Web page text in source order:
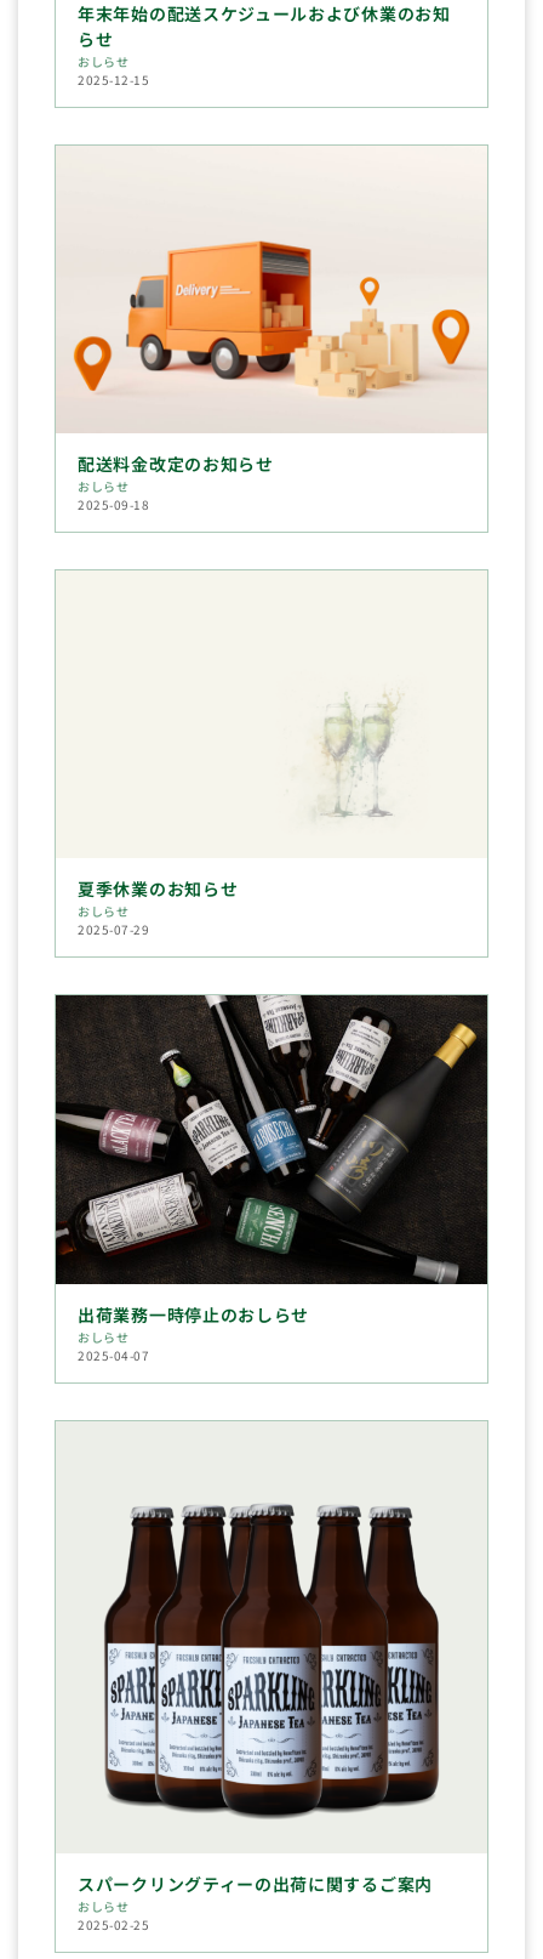
年末年始の配送スケジュールおよび休業のお知
らせ
おしらせ
2025-12-15
配送料金改定のお知らせ
おしらせ
2025-09-18
夏季休業のお知らせ
おしらせ
2025-07-29
出荷業務一時停止のおしらせ
おしらせ
2025-04-07
スパークリングティーの出荷に関するご案内
おしらせ
2025-02-25